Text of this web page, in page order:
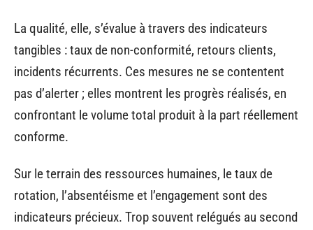
La qualité, elle, s’évalue à travers des indicateurs
tangibles : taux de non-conformité, retours clients,
incidents récurrents. Ces mesures ne se contentent
pas d’alerter ; elles montrent les progrès réalisés, en
confrontant le volume total produit à la part réellement
conforme.
Sur le terrain des ressources humaines, le taux de
rotation, l’absentéisme et l’engagement sont des
indicateurs précieux. Trop souvent relégués au second